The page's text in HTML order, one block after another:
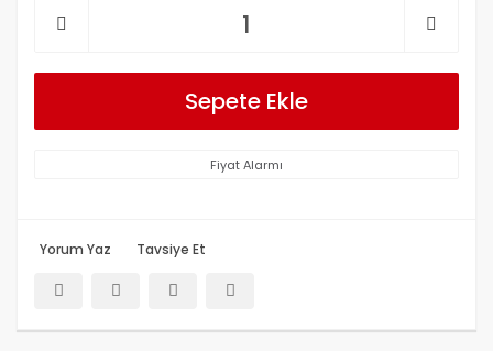
Sepete Ekle
Fiyat Alarmı
Yorum Yaz Tavsiye Et